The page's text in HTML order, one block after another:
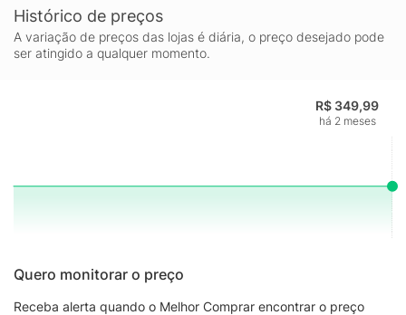
Histórico de preços
A variação de preços das lojas é diária, o preço desejado pode
ser atingido a qualquer momento.
R$ 349,99
há 2 meses
Quero monitorar o preço
Receba alerta quando o Melhor Comprar encontrar o preço